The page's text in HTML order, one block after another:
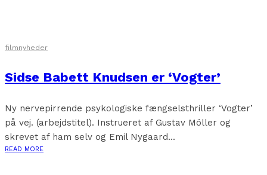
filmnyheder
Sidse Babett Knudsen er ‘Vogter’
Ny nervepirrende psykologiske fængselsthriller ‘Vogter’
på vej. (arbejdstitel). Instrueret af Gustav Möller og
skrevet af ham selv og Emil Nygaard...
READ MORE